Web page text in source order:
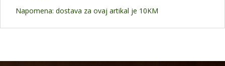
Napomena: dostava za ovaj artikal je 10KM